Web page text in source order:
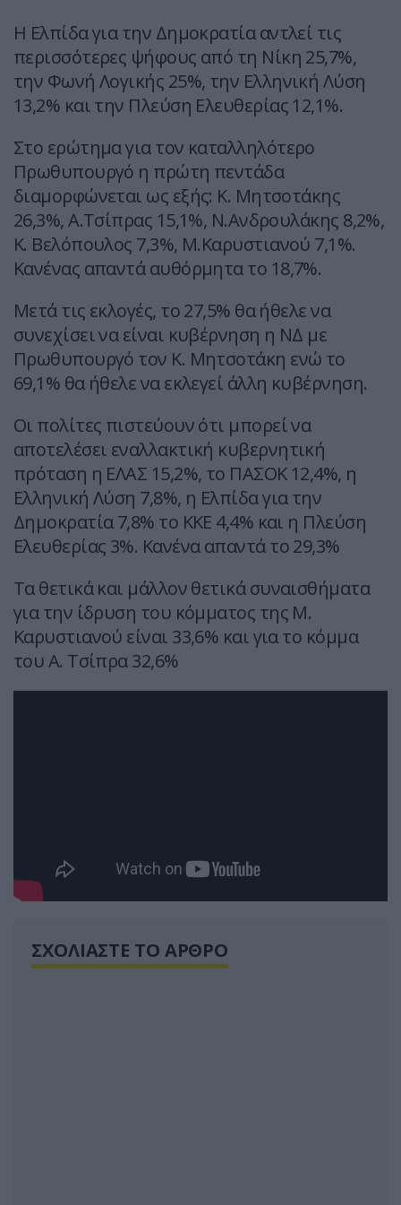
Η Ελπίδα για την Δημοκρατία αντλεί τις
περισσότερες ψήφους από τη Νίκη 25,7%,
την Φωνή Λογικής 25%, την Ελληνική Λύση
13,2% και την Πλεύση Ελευθερίας 12,1%.
Στο ερώτημα για τον καταλληλότερο
Πρωθυπουργό η πρώτη πεντάδα
διαμορφώνεται ως εξής: Κ. Μητσοτάκης
26,3%, Α.Τσίπρας 15,1%, Ν.Ανδρουλάκης 8,2%,
Κ. Βελόπουλος 7,3%, Μ.Καρυστιανού 7,1%.
Κανένας απαντά αυθόρμητα το 18,7%.
Μετά τις εκλογές, το 27,5% θα ήθελε να
συνεχίσει να είναι κυβέρνηση η ΝΔ με
Πρωθυπουργό τον Κ. Μητσοτάκη ενώ το
69,1% θα ήθελε να εκλεγεί άλλη κυβέρνηση.
Οι πολίτες πιστεύουν ότι μπορεί να
αποτελέσει εναλλακτική κυβερνητική
πρόταση η ΕΛΑΣ 15,2%, το ΠΑΣΟΚ 12,4%, η
Ελληνική Λύση 7,8%, η Ελπίδα για την
Δημοκρατία 7,8% το ΚΚΕ 4,4% και η Πλεύση
Ελευθερίας 3%. Κανένα απαντά το 29,3%
Τα θετικά και μάλλον θετικά συναισθήματα
για την ίδρυση του κόμματος της Μ.
Καρυστιανού είναι 33,6% και για το κόμμα
του Α. Τσίπρα 32,6%
ΣΧΟΛΙΑΣΤΕ ΤΟ ΑΡΘΡΟ